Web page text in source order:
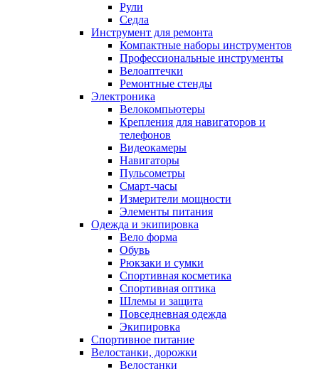
Рули
Седла
Инструмент для ремонта
Компактные наборы инструментов
Профессиональные инструменты
Велоаптечки
Ремонтные стенды
Электроника
Велокомпьютеры
Крепления для навигаторов и
телефонов
Видеокамеры
Навигаторы
Пульсометры
Смарт-часы
Измерители мощности
Элементы питания
Одежда и экипировка
Вело форма
Обувь
Рюкзаки и сумки
Спортивная косметика
Спортивная оптика
Шлемы и защита
Повседневная одежда
Экипировка
Спортивное питание
Велостанки, дорожки
Велостанки